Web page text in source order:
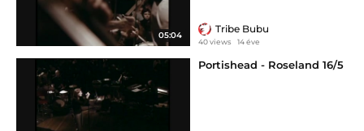
05:04
Tribe Bubu
40 views 14 éve
Portishead - Roseland 16/5